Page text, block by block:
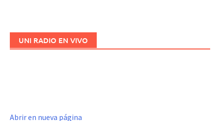
UNI RADIO EN VIVO
Abrir en nueva página